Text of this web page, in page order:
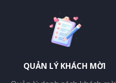
QUẢN LÝ KHÁCH MỜI